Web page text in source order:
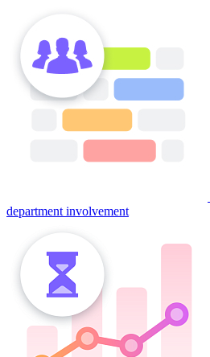
department involvement